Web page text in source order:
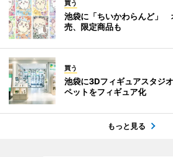
買う
池袋に「ちいかわらんど」
売、限定商品も
買う
池袋に3Dフィギュアスタジ
ペットをフィギュア化
もっと見る